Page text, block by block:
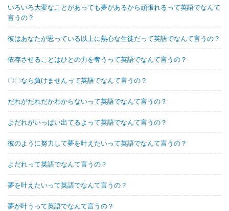
いろいろ大変なことがあっても夢があるから頑張れるって英語でなんて
言うの？
彼はあなたが思っている以上に熱心な生徒だって英語でなんて言うの？
依存させることはひとの力を奪うって英語でなんて言うの？
〇〇なら負けませんって英語でなんて言うの？
だれがだれだかわからないって英語でなんて言うの？
よだれがいっぱい出てるよって英語でなんて言うの？
彼のように努力して夢を叶えたいって英語でなんて言うの？
よだれって英語でなんて言うの？
夢を叶えたいって英語でなんて言うの？
夢が叶うって英語でなんて言うの？